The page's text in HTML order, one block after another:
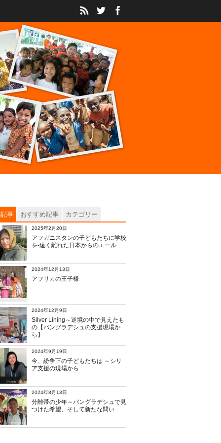
事 おすすめ記事 カテゴリー
2025年2月20日
アフガニスタンの子どもたちに学校
を‐遠く離れた日本からのエール
2024年12月13日
アフリカの王子様
2024年12月9日
Silver Lining～逆境の中で見えたも
の【バングラデシュの支援現場か
ら】
2024年9月19日
今、紛争下の子どもたちは ～シリ
ア支援の現場から
2024年8月13日
分離帯の少年～バングラデシュで見
つけた希望、そして新たな問い